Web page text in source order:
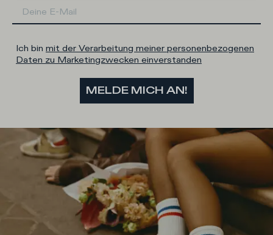
Ich bin mit der Verarbeitung meiner personenbezogenen
Daten zu Marketingzwecken einverstanden
MELDE MICH AN!